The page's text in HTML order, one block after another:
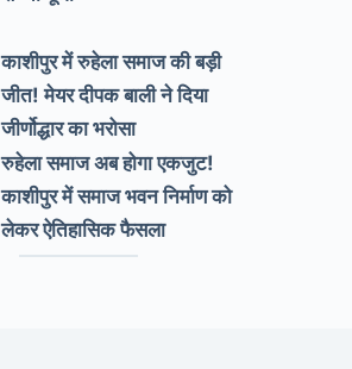
काशीपुर में रुहेला समाज की बड़ी
जीत! मेयर दीपक बाली ने दिया
जीर्णोद्धार का भरोसा
रुहेला समाज अब होगा एकजुट!
काशीपुर में समाज भवन निर्माण को
लेकर ऐतिहासिक फैसला